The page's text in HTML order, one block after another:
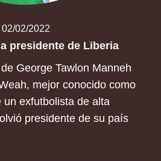
02/02/2022
presidente de Liberia
George Tawlon Manneh
mejor conocido como
un exfutbolista de alta
presidente de su país